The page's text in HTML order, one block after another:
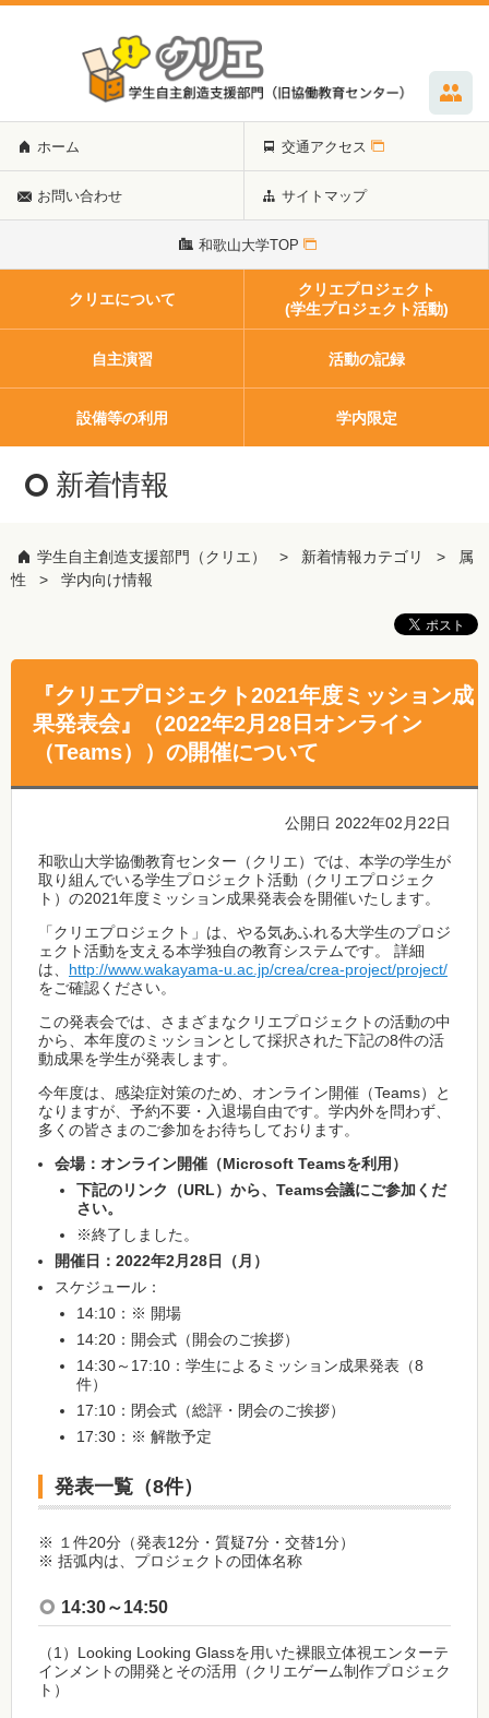
ホーム 交通アクセス
お問い合わせ サイトマップ
和歌山大学TOP
クリエについて
クリエプロジェクト
(学生プロジェクト活動)
自主演習 活動の記録
設備等の利用 学内限定
新着情報
学生自主創造支援部門（クリエ） 新着情報カテゴリ
属
性
学内向け情報
『クリエプロジェクト2021年度ミッション成
果発表会』（2022年2月28日オンライン
（Teams））の開催について
公開日 2022年02月22日
和歌山大学協働教育センター（クリエ）では、本学の学生が
取り組んでいる学生プロジェクト活動（クリエプロジェク
ト）の2021年度ミッション成果発表会を開催いたします。
「クリエプロジェクト」は、やる気あふれる大学生のプロジ
ェクト活動を支える本学独自の教育システムです。 詳細
は、 http://www.wakayama-u.ac.jp/crea/crea-project/project/
をご確認ください。
この発表会では、さまざまなクリエプロジェクトの活動の中
から、本年度のミッションとして採択された下記の8件の活
動成果を学生が発表します。
今年度は、感染症対策のため、オンライン開催（Teams）と
なりますが、予約不要・入退場自由です。学内外を問わず、
多くの皆さまのご参加をお待ちしております。
会場：オンライン開催（Microsoft Teamsを利用）
下記のリンク（URL）から、Teams会議にご参加くだ
さい。
※終了しました。
開催日：2022年2月28日（月）
スケジュール：
14:10：※ 開場
14:20：開会式（開会のご挨拶）
14:30～17:10：学生によるミッション成果発表（8
件）
17:10：閉会式（総評・閉会のご挨拶）
17:30：※ 解散予定
発表一覧（8件）
※ １件20分（発表12分・質疑7分・交替1分）
※ 括弧内は、プロジェクトの団体名称
14:30～14:50
（1）Looking Looking Glassを用いた裸眼立体視エンターテ
インメントの開発とその活用（クリエゲーム制作プロジェク
ト）